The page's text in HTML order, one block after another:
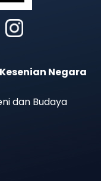
Negara
dan Budaya